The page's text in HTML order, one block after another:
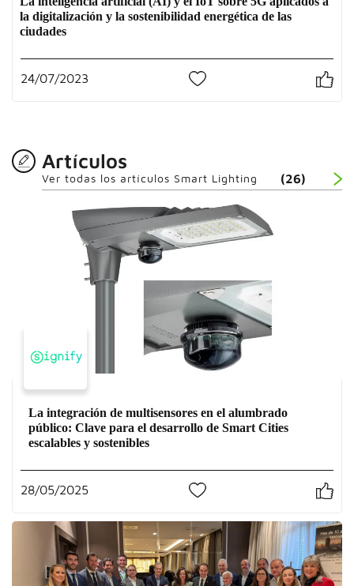
la digitalización y la sostenibilidad energética de las
ciudades
24/07/2023
Artículos
Ver todas los artículos Smart Lighting (26)
La integración de multisensores en el alumbrado
público: Clave para el desarrollo de Smart Cities
escalables y sostenibles
28/05/2025